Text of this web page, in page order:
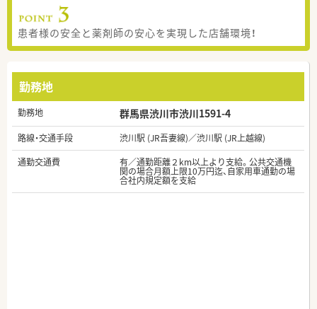
患者様の安全と薬剤師の安心を実現した店舗環境！
勤務地
勤務地 群馬県渋川市渋川1591-4
路線・交通手段
渋川駅 (JR吾妻線)／渋川駅 (JR上越線)
通勤交通費
有／通勤距離２km以上より支給。公共交通機
関の場合月額上限10万円迄、自家用車通勤の場
合社内規定額を支給